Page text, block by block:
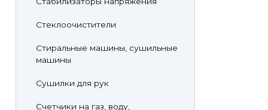
Стеклоочистители
Стиральные машины, сушильные
машины
Сушилки для рук
Счетчики на газ, воду,